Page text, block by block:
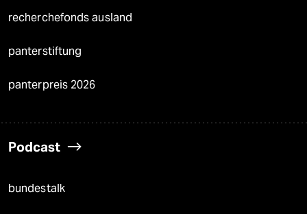
recherchefonds ausland
panterstiftung
panterpreis 2026
Podcast
bundestalk